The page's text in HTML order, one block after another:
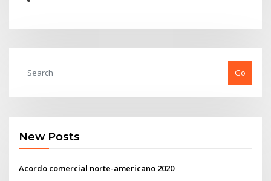
Go
New Posts
Acordo comercial norte-americano 2020